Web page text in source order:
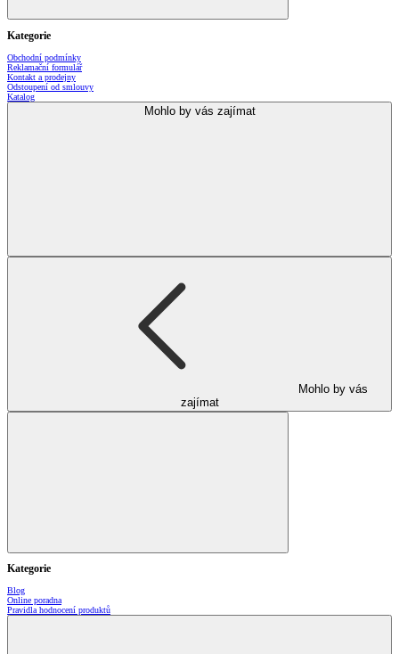
Kategorie
Obchodní podmínky
Reklamační formulář
Kontakt a prodejny
Odstoupení od smlouvy
Katalog
Mohlo by vás zajímat
Mohlo by vás
zajímat
Kategorie
Blog
Online poradna
Pravidla hodnocení produktů